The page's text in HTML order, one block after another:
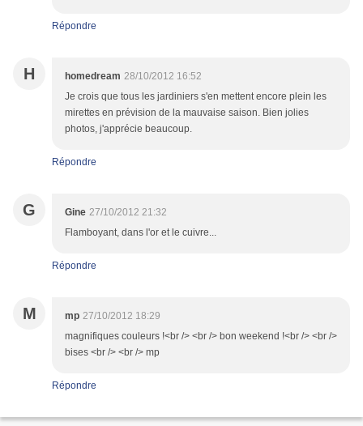
Répondre
H homedream 28/10/2012 16:52
Je crois que tous les jardiniers s'en mettent encore plein les
mirettes en prévision de la mauvaise saison. Bien jolies
photos, j'apprécie beaucoup.
Répondre
G Gine 27/10/2012 21:32
Flamboyant, dans l'or et le cuivre...
Répondre
M mp 27/10/2012 18:29
magnifiques couleurs !<br /> <br /> bon weekend !<br /> <br />
bises <br /> <br /> mp
Répondre